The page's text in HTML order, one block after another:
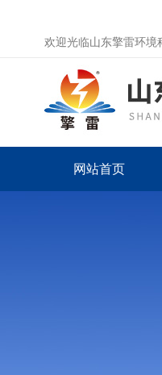
欢迎光临山东擎雷环境
网站首页